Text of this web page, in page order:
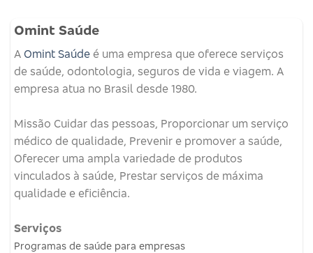
Omint Saúde
A Omint Saúde é uma empresa que oferece serviços
de saúde, odontologia, seguros de vida e viagem. A
empresa atua no Brasil desde 1980.
Missão Cuidar das pessoas, Proporcionar um serviço
médico de qualidade, Prevenir e promover a saúde,
Oferecer uma ampla variedade de produtos
vinculados à saúde, Prestar serviços de máxima
qualidade e eficiência.
Serviços
Programas de saúde para empresas